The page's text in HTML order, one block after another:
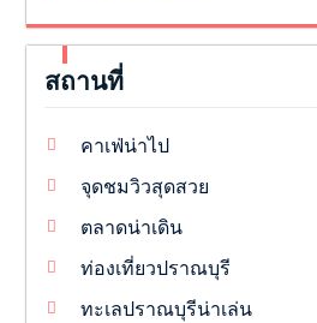
สถานที่
คาเฟ่น่าไป
จุดชมวิวสุดสวย
ตลาดน่าเดิน
ท่องเที่ยวปราณบุรี
ทะเลปราณบุรีน่าเล่น